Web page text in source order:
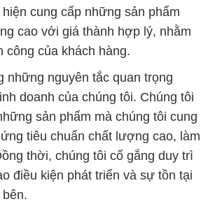
cung cấp những sản phẩm
cao với giá thành hợp lý, nhằm
công của khách hàng.
những nguyên tắc quan trọng
doanh của chúng tôi. Chúng tôi
sản phẩm mà chúng tôi cung
tiêu chuẩn chất lượng cao, làm
thời, chúng tôi cố gắng duy trì
điều kiện phát triển và sự tồn tại